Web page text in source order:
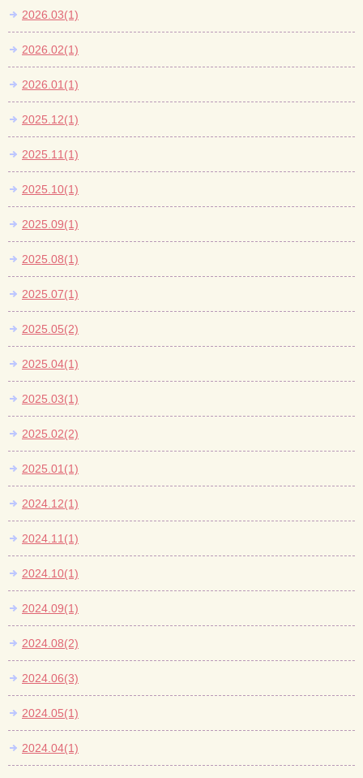
2026.03(1)
2026.02(1)
2026.01(1)
2025.12(1)
2025.11(1)
2025.10(1)
2025.09(1)
2025.08(1)
2025.07(1)
2025.05(2)
2025.04(1)
2025.03(1)
2025.02(2)
2025.01(1)
2024.12(1)
2024.11(1)
2024.10(1)
2024.09(1)
2024.08(2)
2024.06(3)
2024.05(1)
2024.04(1)